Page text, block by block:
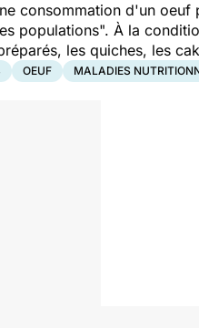
consommation d'un oeuf
populations". À la
les quiches, les
OEUF MALADIES